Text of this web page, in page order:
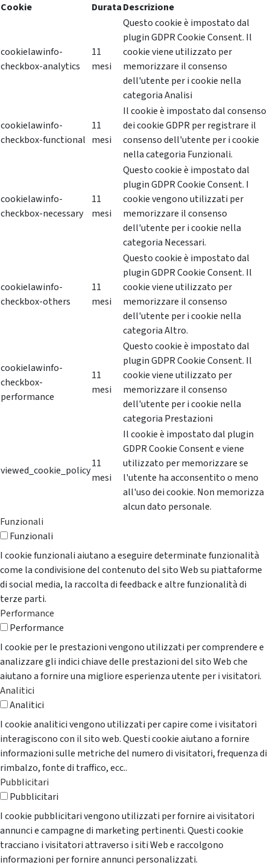
Cookie
DurataDescrizione
cookielawinfo-
checkbox-analytics
11
mesi
Questo cookie è impostato dal
plugin GDPR Cookie Consent. Il
cookie viene utilizzato per
memorizzare il consenso
dell'utente per i cookie nella
categoria Analisi
cookielawinfo-
checkbox-functional
11
mesi
Il cookie è impostato dal consenso
dei cookie GDPR per registrare il
consenso dell'utente per i cookie
nella categoria Funzionali.
cookielawinfo-
checkbox-necessary
11
mesi
Questo cookie è impostato dal
plugin GDPR Cookie Consent. I
cookie vengono utilizzati per
memorizzare il consenso
dell'utente per i cookie nella
categoria Necessari.
cookielawinfo-
checkbox-others
11
mesi
Questo cookie è impostato dal
plugin GDPR Cookie Consent. Il
cookie viene utilizzato per
memorizzare il consenso
dell'utente per i cookie nella
categoria Altro.
cookielawinfo-
checkbox-
performance
11
mesi
Questo cookie è impostato dal
plugin GDPR Cookie Consent. Il
cookie viene utilizzato per
memorizzare il consenso
dell'utente per i cookie nella
categoria Prestazioni
viewed_cookie_policy
11
mesi
Il cookie è impostato dal plugin
GDPR Cookie Consent e viene
utilizzato per memorizzare se
l'utente ha acconsentito o meno
all'uso dei cookie. Non memorizza
alcun dato personale.
Funzionali
Funzionali
I cookie funzionali aiutano a eseguire determinate funzionalità
come la condivisione del contenuto del sito Web su piattaforme
di social media, la raccolta di feedback e altre funzionalità di
terze parti.
Performance
Performance
I cookie per le prestazioni vengono utilizzati per comprendere e
analizzare gli indici chiave delle prestazioni del sito Web che
aiutano a fornire una migliore esperienza utente per i visitatori.
Analitici
Analitici
I cookie analitici vengono utilizzati per capire come i visitatori
interagiscono con il sito web. Questi cookie aiutano a fornire
informazioni sulle metriche del numero di visitatori, frequenza di
rimbalzo, fonte di traffico, ecc..
Pubblicitari
Pubblicitari
I cookie pubblicitari vengono utilizzati per fornire ai visitatori
annunci e campagne di marketing pertinenti. Questi cookie
tracciano i visitatori attraverso i siti Web e raccolgono
informazioni per fornire annunci personalizzati.